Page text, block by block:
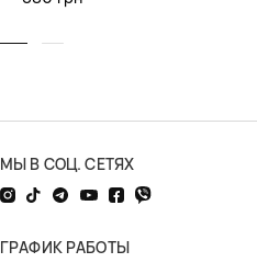
МЫ В СОЦ. СЕТЯХ
ГРАФИК РАБОТЫ